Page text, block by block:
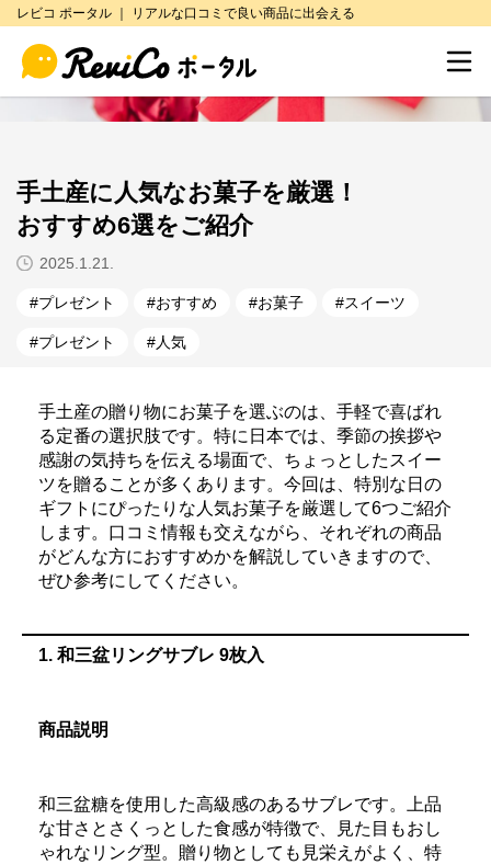
レビコ ポータル ｜ リアルな口コミで良い商品に出会える
手土産に人気なお菓子を厳選！
おすすめ6選をご紹介
2025.1.21.
プレゼント おすすめ お菓子 スイーツ
プレゼント 人気
手土産の贈り物にお菓子を選ぶのは、手軽で喜ばれ
る定番の選択肢です。特に日本では、季節の挨拶や
感謝の気持ちを伝える場面で、ちょっとしたスイー
ツを贈ることが多くあります。今回は、特別な日の
ギフトにぴったりな人気お菓子を厳選して6つご紹介
します。口コミ情報も交えながら、それぞれの商品
がどんな方におすすめかを解説していきますので、
ぜひ参考にしてください。
1. 和三盆リングサブレ 9枚入
商品説明
和三盆糖を使用した高級感のあるサブレです。上品
な甘さとさくっとした食感が特徴で、見た目もおし
ゃれなリング型。贈り物としても見栄えがよく、特